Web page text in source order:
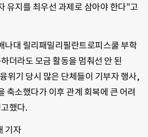
유지를 최우선 과제로 삼아야 한다”고
나대 릴리패밀리필란트로피스쿨 부학
더라도 모금 활동을 멈춰선 안 된
위기 당시 많은 단체들이 기부자 행사,
축소했다가 이후 관계 회복에 큰 어려
했다.
기자